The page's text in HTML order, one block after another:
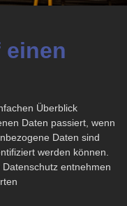
einen
Überblick
Daten passiert, wenn
Daten sind
werden können.
entnehmen